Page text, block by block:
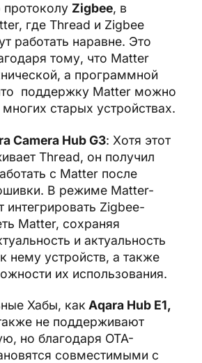
Zigbee, в
где Thread и Zigbee
работать наравне. Это
тому, что Matter
а программной
поддержку Matter можно
старых устройствах.
Camera Hub G3: Хотя этот
Thread, он получил
с Matter после
В режиме Matter-
Zigbee-
Matter, сохраняя
и актуальность
нему устройств, а также
их использования.
Хабы, как Aqara Hub E1,
не поддерживают
но благодаря OTA-
совместимыми с